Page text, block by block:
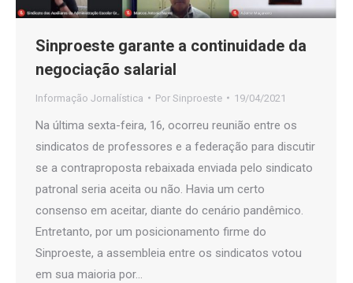
Sinproeste garante a continuidade da
negociação salarial
Informação Jornalística Por Sinproeste 19/04/2021
Na última sexta-feira, 16, ocorreu reunião entre os
sindicatos de professores e a federação para discutir
se a contraproposta rebaixada enviada pelo sindicato
patronal seria aceita ou não. Havia um certo
consenso em aceitar, diante do cenário pandêmico.
Entretanto, por um posicionamento firme do
Sinproeste, a assembleia entre os sindicatos votou
em sua maioria por…